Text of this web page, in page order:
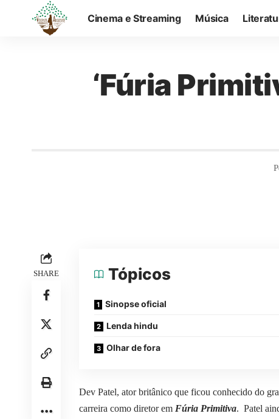
Cinema e Streaming Música
‘Fúria
SHARE Tópicos
Sinopse oficial
Lenda hindu
Olhar de fora
Dev Patel, ator britânico que ficou conhecido do
carreira como diretor em Fúria Primitiva. Patel